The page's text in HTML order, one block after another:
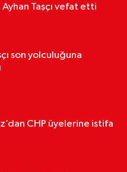
Taşçı vefat etti
son yolculuğuna
CHP üyelerine istifa